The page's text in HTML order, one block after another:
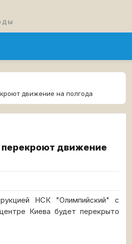
движение на полгода
перекроют движение
НСК "Олимпийский" с
Киева будет перекрыто